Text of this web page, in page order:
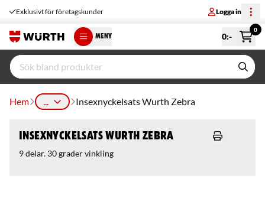
Exklusivt för företagskunder Logga in
MENY 0:-
0
Hem ... Insexnyckelsats Wurth Zebra
Insexnyckelsats Wurth Zebra
9 delar. 30 grader vinkling